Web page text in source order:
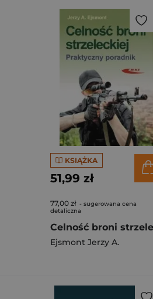
filtry.
KSIĄŻKA
51,99 zł
77,00 zł - sugerowana cena
detaliczna
Ejsmont Jerzy A.